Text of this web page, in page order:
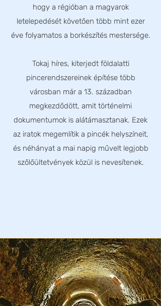
hogy a régióban a magyarok
letelepedését követően több mint ezer
éve folyamatos a borkészítés mestersége.
Tokaj híres, kiterjedt földalatti
pincerendszereinek építése több
városban már a 13. században
megkezdődött, amit történelmi
dokumentumok is alátámasztanak. Ezek
az iratok megemlítik a pincék helyszíneit,
és néhányat a mai napig művelt legjobb
szőlőültetvények közül is nevesítenek.